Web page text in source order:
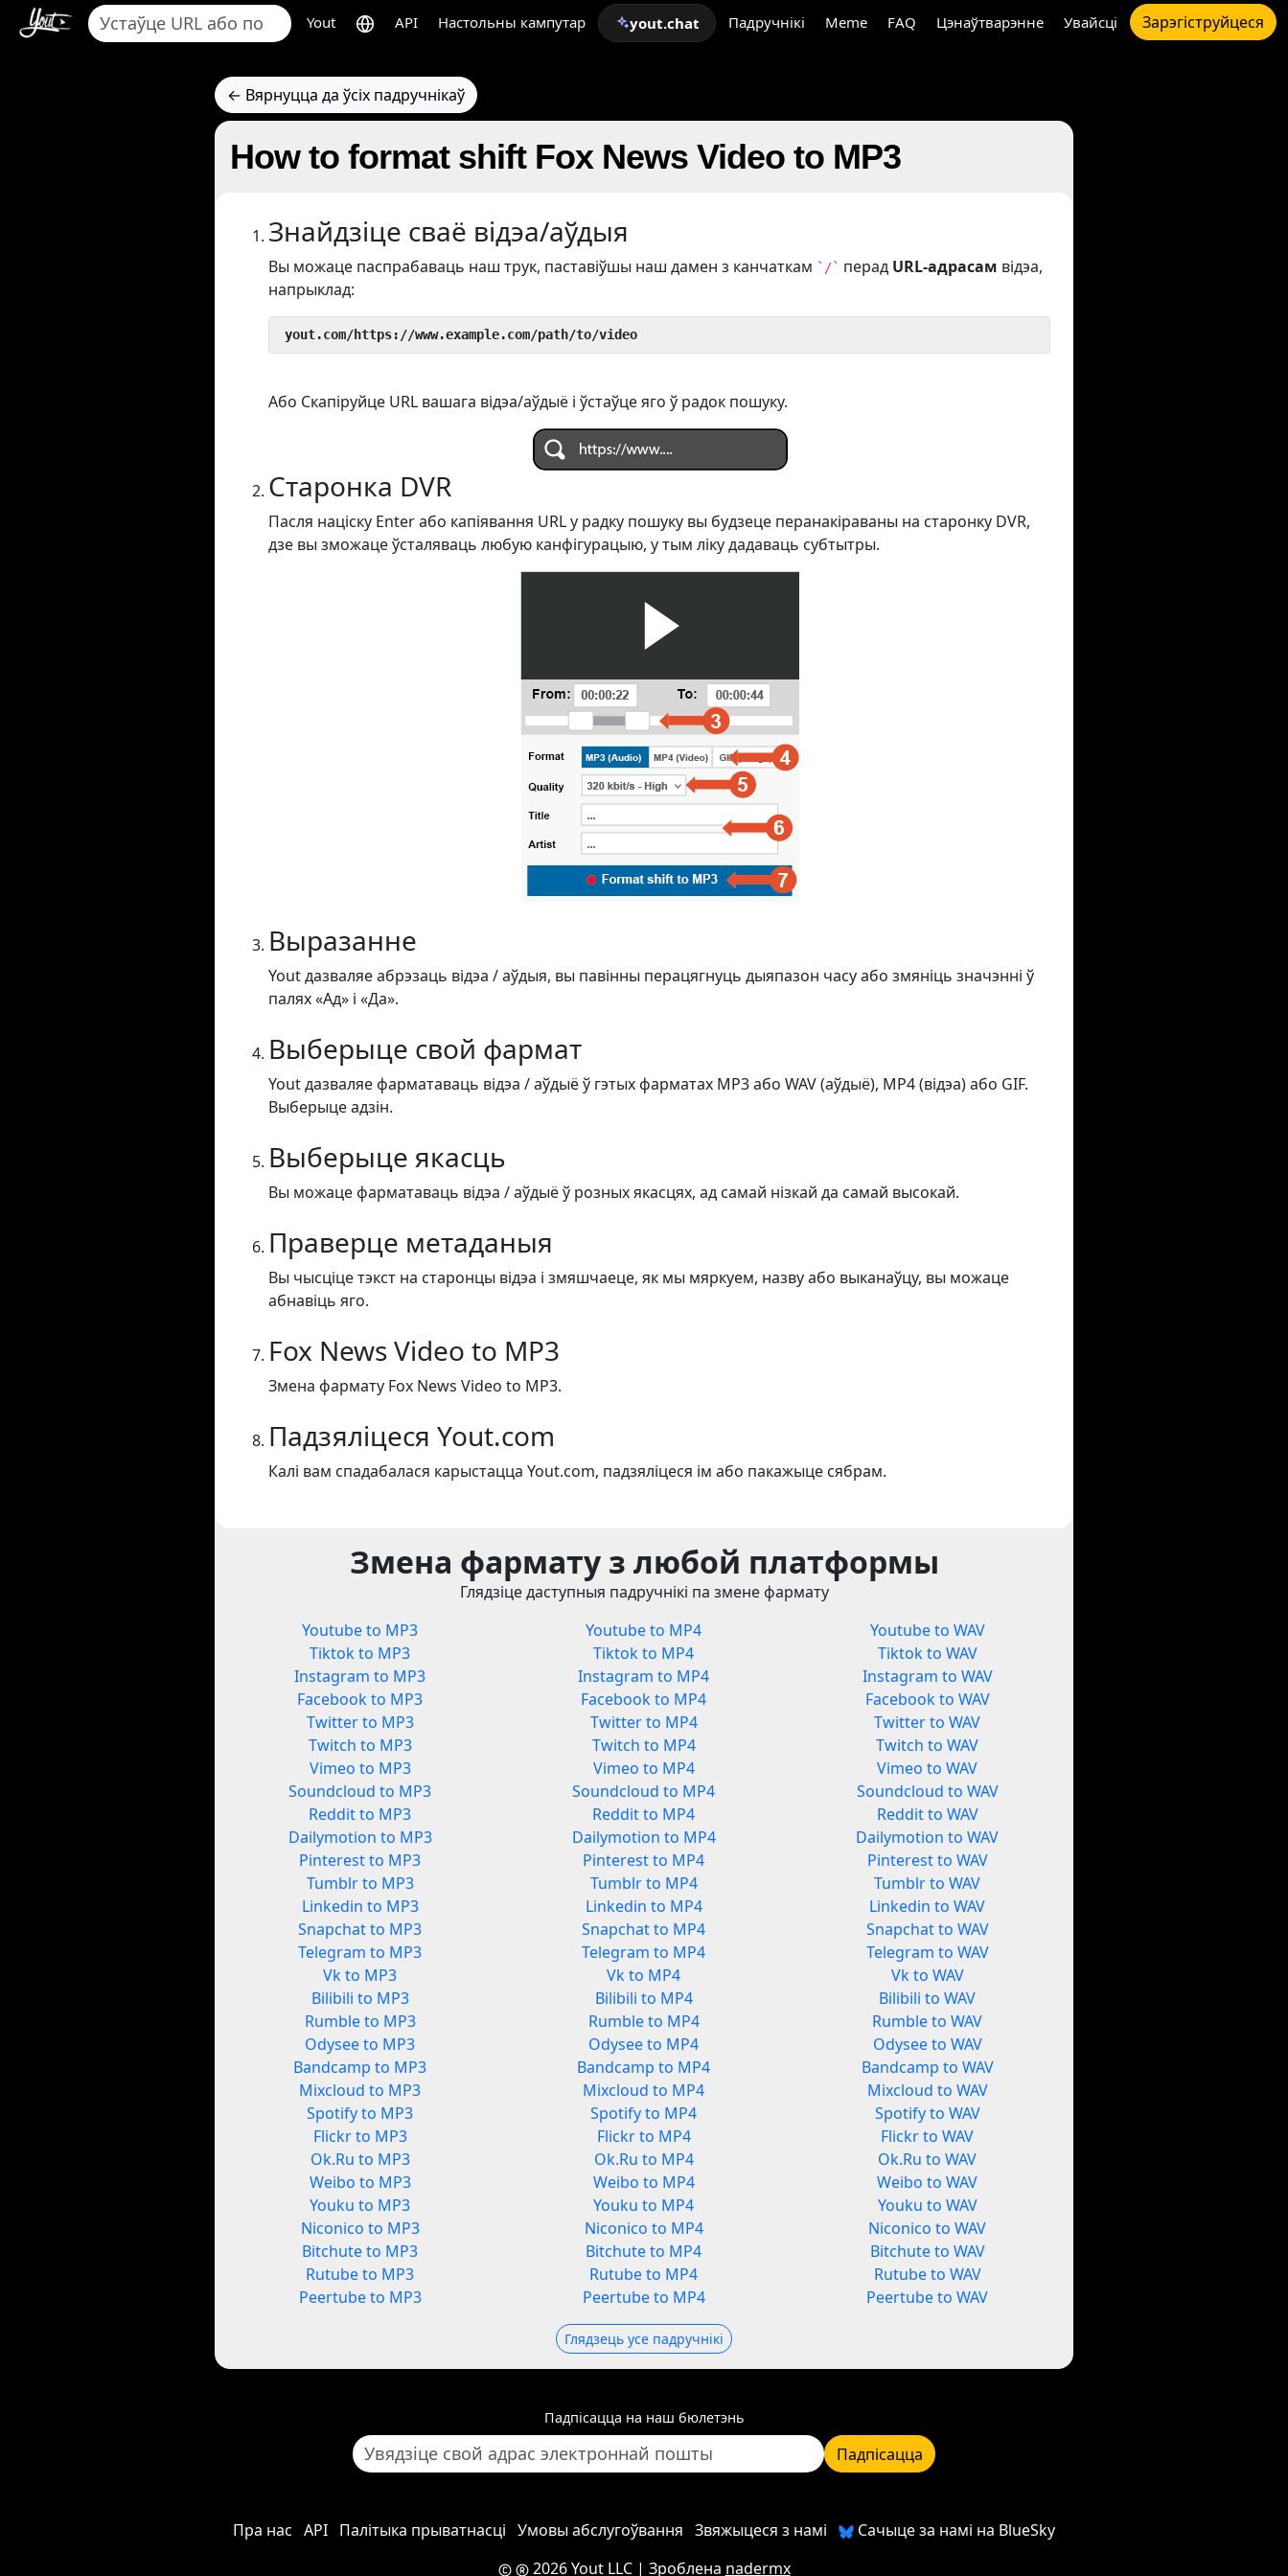
Yout API Настольны кампутар yout.chat Падручнікі Meme FAQ Цэнаўтварэнне Увайсці Зарэгіструйцеся
← Вярнуцца да ўсіх падручнікаў
How to format shift Fox News Video to MP3
Знайдзіце сваё відэа/аўдыя
Вы можаце паспрабаваць наш трук, паставіўшы наш дамен з канчаткам `/` перад URL-адрасам відэа,
напрыклад:
yout.com/https://www.example.com/path/to/video
Або Скапіруйце URL вашага відэа/аўдыё і ўстаўце яго ў радок пошуку.
Старонка DVR
Пасля націску Enter або капіявання URL у радку пошуку вы будзеце перанакіраваны на старонку DVR,
дзе вы зможаце ўсталяваць любую канфігурацыю, у тым ліку дадаваць субтытры.
Выразанне
Yout дазваляе абрэзаць відэа / аўдыя, вы павінны перацягнуць дыяпазон часу або змяніць значэнні ў
палях «Ад» і «Да».
Выберыце свой фармат
Yout дазваляе фарматаваць відэа / аўдыё ў гэтых фарматах MP3 або WAV (аўдыё), MP4 (відэа) або GIF.
Выберыце адзін.
Выберыце якасць
Вы можаце фарматаваць відэа / аўдыё ў розных якасцях, ад самай нізкай да самай высокай.
Праверце метаданыя
Вы чысціце тэкст на старонцы відэа і змяшчаеце, як мы мяркуем, назву або выканаўцу, вы можаце
абнавіць яго.
Fox News Video to MP3
Змена фармату Fox News Video to MP3.
Падзяліцеся Yout.com
Калі вам спадабалася карыстацца Yout.com, падзяліцеся ім або пакажыце сябрам.
Змена фармату з любой платформы
Глядзіце даступныя падручнікі па змене фармату
Youtube to MP3
Tiktok to MP3
Instagram to MP3
Facebook to MP3
Twitter to MP3
Twitch to MP3
Vimeo to MP3
Soundcloud to MP3
Reddit to MP3
Dailymotion to MP3
Pinterest to MP3
Tumblr to MP3
Linkedin to MP3
Snapchat to MP3
Telegram to MP3
Vk to MP3
Bilibili to MP3
Rumble to MP3
Odysee to MP3
Bandcamp to MP3
Mixcloud to MP3
Spotify to MP3
Flickr to MP3
Ok.Ru to MP3
Weibo to MP3
Youku to MP3
Niconico to MP3
Bitchute to MP3
Rutube to MP3
Peertube to MP3
Youtube to MP4
Tiktok to MP4
Instagram to MP4
Facebook to MP4
Twitter to MP4
Twitch to MP4
Vimeo to MP4
Soundcloud to MP4
Reddit to MP4
Dailymotion to MP4
Pinterest to MP4
Tumblr to MP4
Linkedin to MP4
Snapchat to MP4
Telegram to MP4
Vk to MP4
Bilibili to MP4
Rumble to MP4
Odysee to MP4
Bandcamp to MP4
Mixcloud to MP4
Spotify to MP4
Flickr to MP4
Ok.Ru to MP4
Weibo to MP4
Youku to MP4
Niconico to MP4
Bitchute to MP4
Rutube to MP4
Peertube to MP4
Youtube to WAV
Tiktok to WAV
Instagram to WAV
Facebook to WAV
Twitter to WAV
Twitch to WAV
Vimeo to WAV
Soundcloud to WAV
Reddit to WAV
Dailymotion to WAV
Pinterest to WAV
Tumblr to WAV
Linkedin to WAV
Snapchat to WAV
Telegram to WAV
Vk to WAV
Bilibili to WAV
Rumble to WAV
Odysee to WAV
Bandcamp to WAV
Mixcloud to WAV
Spotify to WAV
Flickr to WAV
Ok.Ru to WAV
Weibo to WAV
Youku to WAV
Niconico to WAV
Bitchute to WAV
Rutube to WAV
Peertube to WAV
Глядзець усе падручнікі
Падпісацца на наш бюлетэнь
Падпісацца
Пра нас API Палітыка прыватнасці Умовы абслугоўвання Звяжыцеся з намі
Сачыце за намі на BlueSky
2026 Yout LLC| Зроблена nadermx